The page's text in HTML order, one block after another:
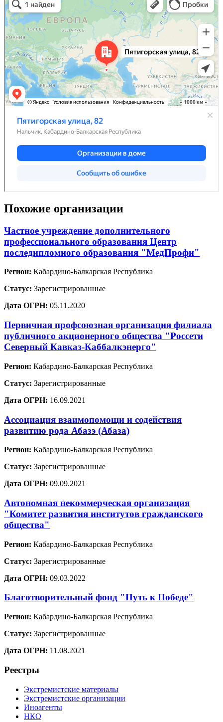
Похожие организации
Частное учреждение дополнительного
профессионального образования Центр
последипломного образования "МедПрофи"
Регион: Кабардино-Балкарская Республика
Статус: Зарегистрированные
Дата ОГРН: 05.11.2020
Первичная профсоюзная организация филиала
публичного акционерного общества "Россети
Северный Кавказ-Каббалкэнерго"
Регион: Кабардино-Балкарская Республика
Статус: Зарегистрированные
Дата ОГРН: 16.09.2021
Ассоциация взаимопомощи и содействия
развитию рода Абазэ (Абаза)
Регион: Кабардино-Балкарская Республика
Статус: Зарегистрированные
Дата ОГРН: 09.09.2021
Автономная некоммерческая организация
"Комитет развития институтов гражданского
общества"
Регион: Кабардино-Балкарская Республика
Статус: Зарегистрированные
Дата ОГРН: 09.03.2022
Благотворительный фонд "Путь к Победе"
Регион: Кабардино-Балкарская Республика
Статус: Зарегистрированные
Дата ОГРН: 11.08.2021
Реестры
Экстремистские материалы
Экстремистские организации
Иноагенты
НКО